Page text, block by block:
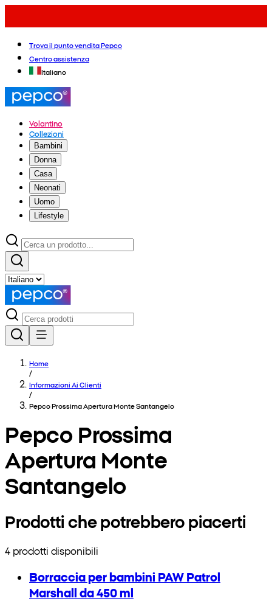
Trova il punto vendita Pepco
Centro assistenza
Italiano
Volantino
Collezioni
Bambini
Donna
Casa
Neonati
Uomo
Lifestyle
Home
/
Informazioni Ai Clienti
/
Pepco Prossima Apertura Monte Santangelo
Pepco Prossima
Apertura Monte
Santangelo
Prodotti che potrebbero piacerti
4 prodotti disponibili
Borraccia per bambini PAW Patrol
Marshall da 450 ml